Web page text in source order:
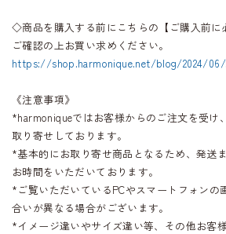
◇商品を購入する前にこちらの【ご購入前に
ご確認の上お買い求めください。
https://shop.harmonique.net/blog/2024/06/
《注意事項》
*harmoniqueではお客様からのご注文を受け
取り寄せしております。
*基本的にお取り寄せ商品となるため、発送
お時間をいただいております。
*ご覧いただいているPCやスマートフォンの
合いが異なる場合がございます。
*イメージ違いやサイズ違い等、その他お客